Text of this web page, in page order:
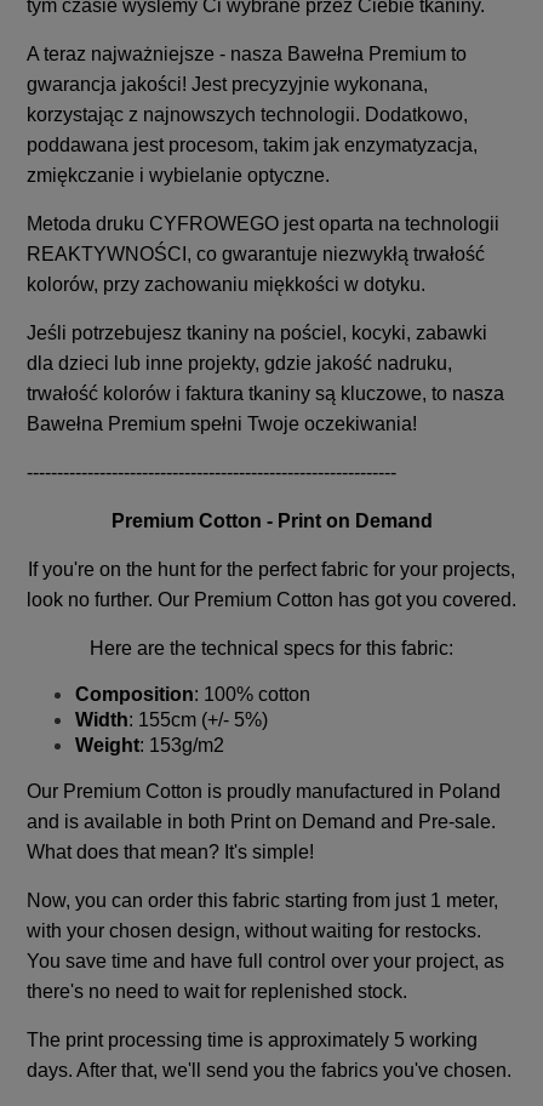
tym czasie wyślemy Ci wybrane przez Ciebie tkaniny.
A teraz najważniejsze - nasza Bawełna Premium to
gwarancja jakości! Jest precyzyjnie wykonana,
korzystając z najnowszych technologii. Dodatkowo,
poddawana jest procesom, takim jak enzymatyzacja,
zmiękczanie i wybielanie optyczne.
Metoda druku CYFROWEGO jest oparta na technologii
REAKTYWNOŚCI, co gwarantuje niezwykłą trwałość
kolorów, przy zachowaniu miękkości w dotyku.
Jeśli potrzebujesz tkaniny na pościel, kocyki, zabawki
dla dzieci lub inne projekty, gdzie jakość nadruku,
trwałość kolorów i faktura tkaniny są kluczowe, to nasza
Bawełna Premium spełni Twoje oczekiwania!
-------------------------------------------------------------
Premium Cotton - Print on Demand
If you're on the hunt for the perfect fabric for your projects,
look no further. Our Premium Cotton has got you covered.
Here are the technical specs for this fabric:
Composition: 100% cotton
Width: 155cm (+/- 5%)
Weight: 153g/m2
Our Premium Cotton is proudly manufactured in Poland
and is available in both Print on Demand and Pre-sale.
What does that mean? It's simple!
Now, you can order this fabric starting from just 1 meter,
with your chosen design, without waiting for restocks.
You save time and have full control over your project, as
there's no need to wait for replenished stock.
The print processing time is approximately 5 working
days. After that, we'll send you the fabrics you've chosen.